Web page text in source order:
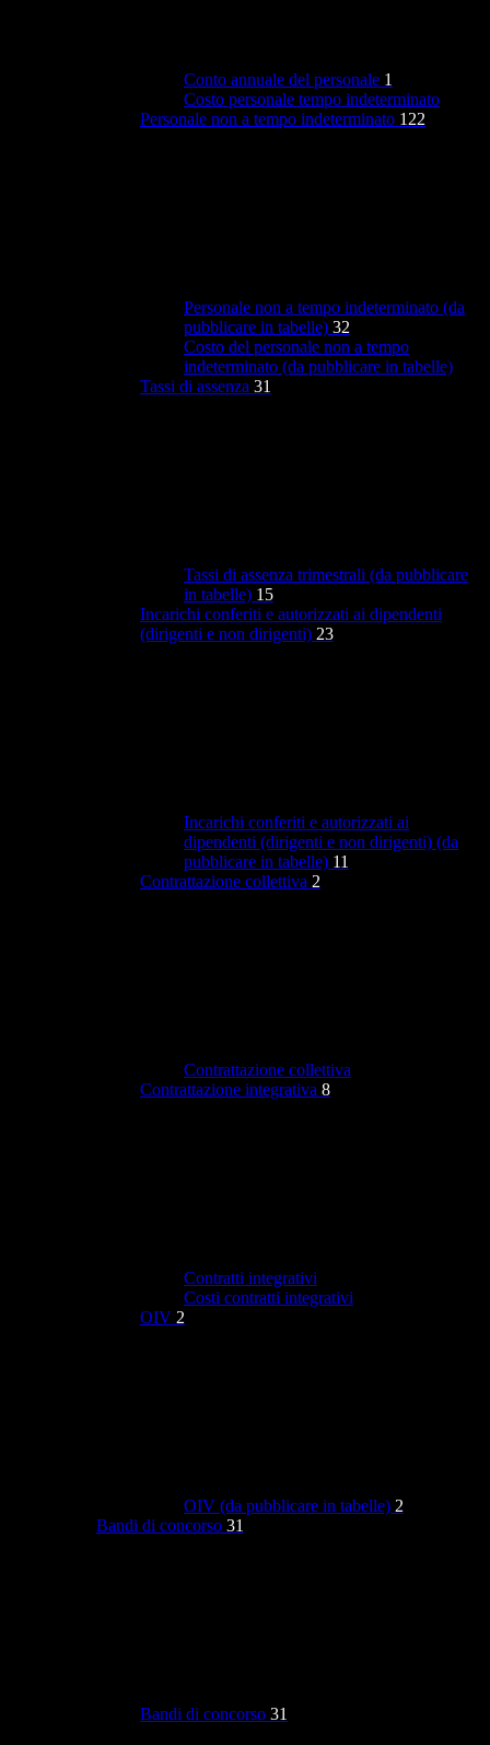
Conto annuale del personale 1
Costo personale tempo indeterminato
Personale non a tempo indeterminato 122
Personale non a tempo indeterminato (da
pubblicare in tabelle) 32
Costo del personale non a tempo
indeterminato (da pubblicare in tabelle)
Tassi di assenza 31
Tassi di assenza trimestrali (da pubblicare
in tabelle) 15
Incarichi conferiti e autorizzati ai dipendenti
(dirigenti e non dirigenti) 23
Incarichi conferiti e autorizzati ai
dipendenti (dirigenti e non dirigenti) (da
pubblicare in tabelle) 11
Contrattazione collettiva 2
Contrattazione collettiva
Contrattazione integrativa 8
Contratti integrativi
Costi contratti integrativi
OIV 2
OIV (da pubblicare in tabelle) 2
Bandi di concorso 31
Bandi di concorso 31